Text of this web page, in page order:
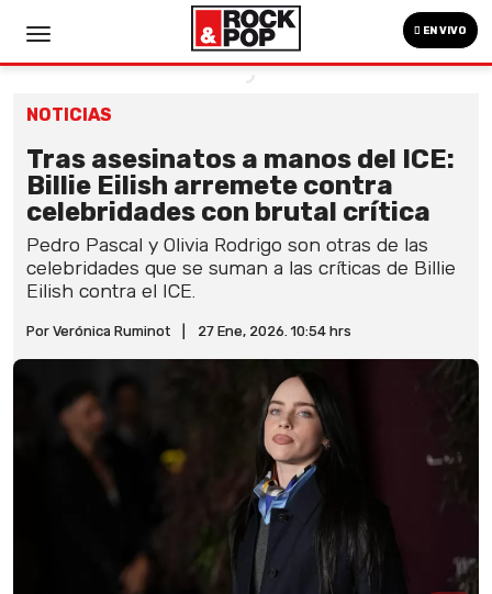
EN VIVO
NOTICIAS
Tras asesinatos a manos del ICE:
Billie Eilish arremete contra
celebridades con brutal crítica
Pedro Pascal y Olivia Rodrigo son otras de las
celebridades que se suman a las críticas de Billie
Eilish contra el ICE.
Por Verónica Ruminot 27 Ene, 2026. 10:54 hrs